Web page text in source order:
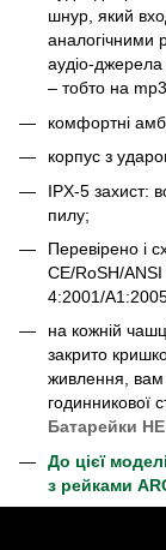
шнур, який
аналогічними
аудіо-джерела
– тобто на
комфортні
корпус з
IPX-5 захист:
пилу;
Перевірено і
CE/RoSH/
4:2001/
на кожній
закрито
живлення, вам
годинникової
Батарейки
До цієї
з рейками